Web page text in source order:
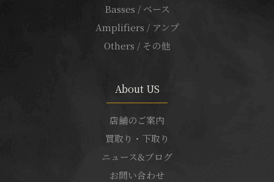
Basses / ベース
Amplifiers / アンプ
Others / その他
About US
店舗のご案内
買取り・下取り
ニュース&ブログ
お問い合わせ